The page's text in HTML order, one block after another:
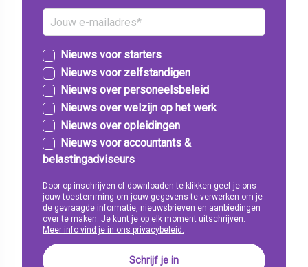
Nieuws voor starters
Nieuws voor zelfstandigen
Nieuws over personeelsbeleid
Nieuws over welzijn op het werk
Nieuws over opleidingen
Nieuws voor accountants &
belastingadviseurs
Door op inschrijven of downloaden te klikken geef je ons
jouw toestemming om jouw gegevens te verwerken om je
de gevraagde informatie, nieuwsbrieven en aanbiedingen
over te maken. Je kunt je op elk moment uitschrijven.
Meer info vind je in ons privacybeleid.